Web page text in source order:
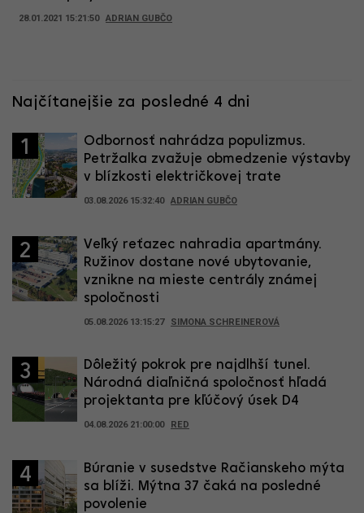
28.01.2021 15:21:50 ADRIAN GUBČO
Najčítanejšie za posledné 4 dni
1
Odbornosť nahrádza populizmus.
Petržalka zvažuje obmedzenie výstavby
v blízkosti električkovej trate
03.08.2026 15:32:40 ADRIAN GUBČO
2
Veľký reťazec nahradia apartmány.
Ružinov dostane nové ubytovanie,
vznikne na mieste centrály známej
spoločnosti
05.08.2026 13:15:27 SIMONA SCHREINEROVÁ
3
Dôležitý pokrok pre najdlhší tunel.
Národná diaľničná spoločnosť hľadá
projektanta pre kľúčový úsek D4
04.08.2026 21:00:00 RED
4
Búranie v susedstve Račianskeho mýta
sa blíži. Mýtna 37 čaká na posledné
povolenie